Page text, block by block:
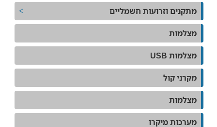
מתקנים וזרועות חשמליים
מצלמות
מצלמות USB
מקרני קול
מצלמות
מערכות מיקרו